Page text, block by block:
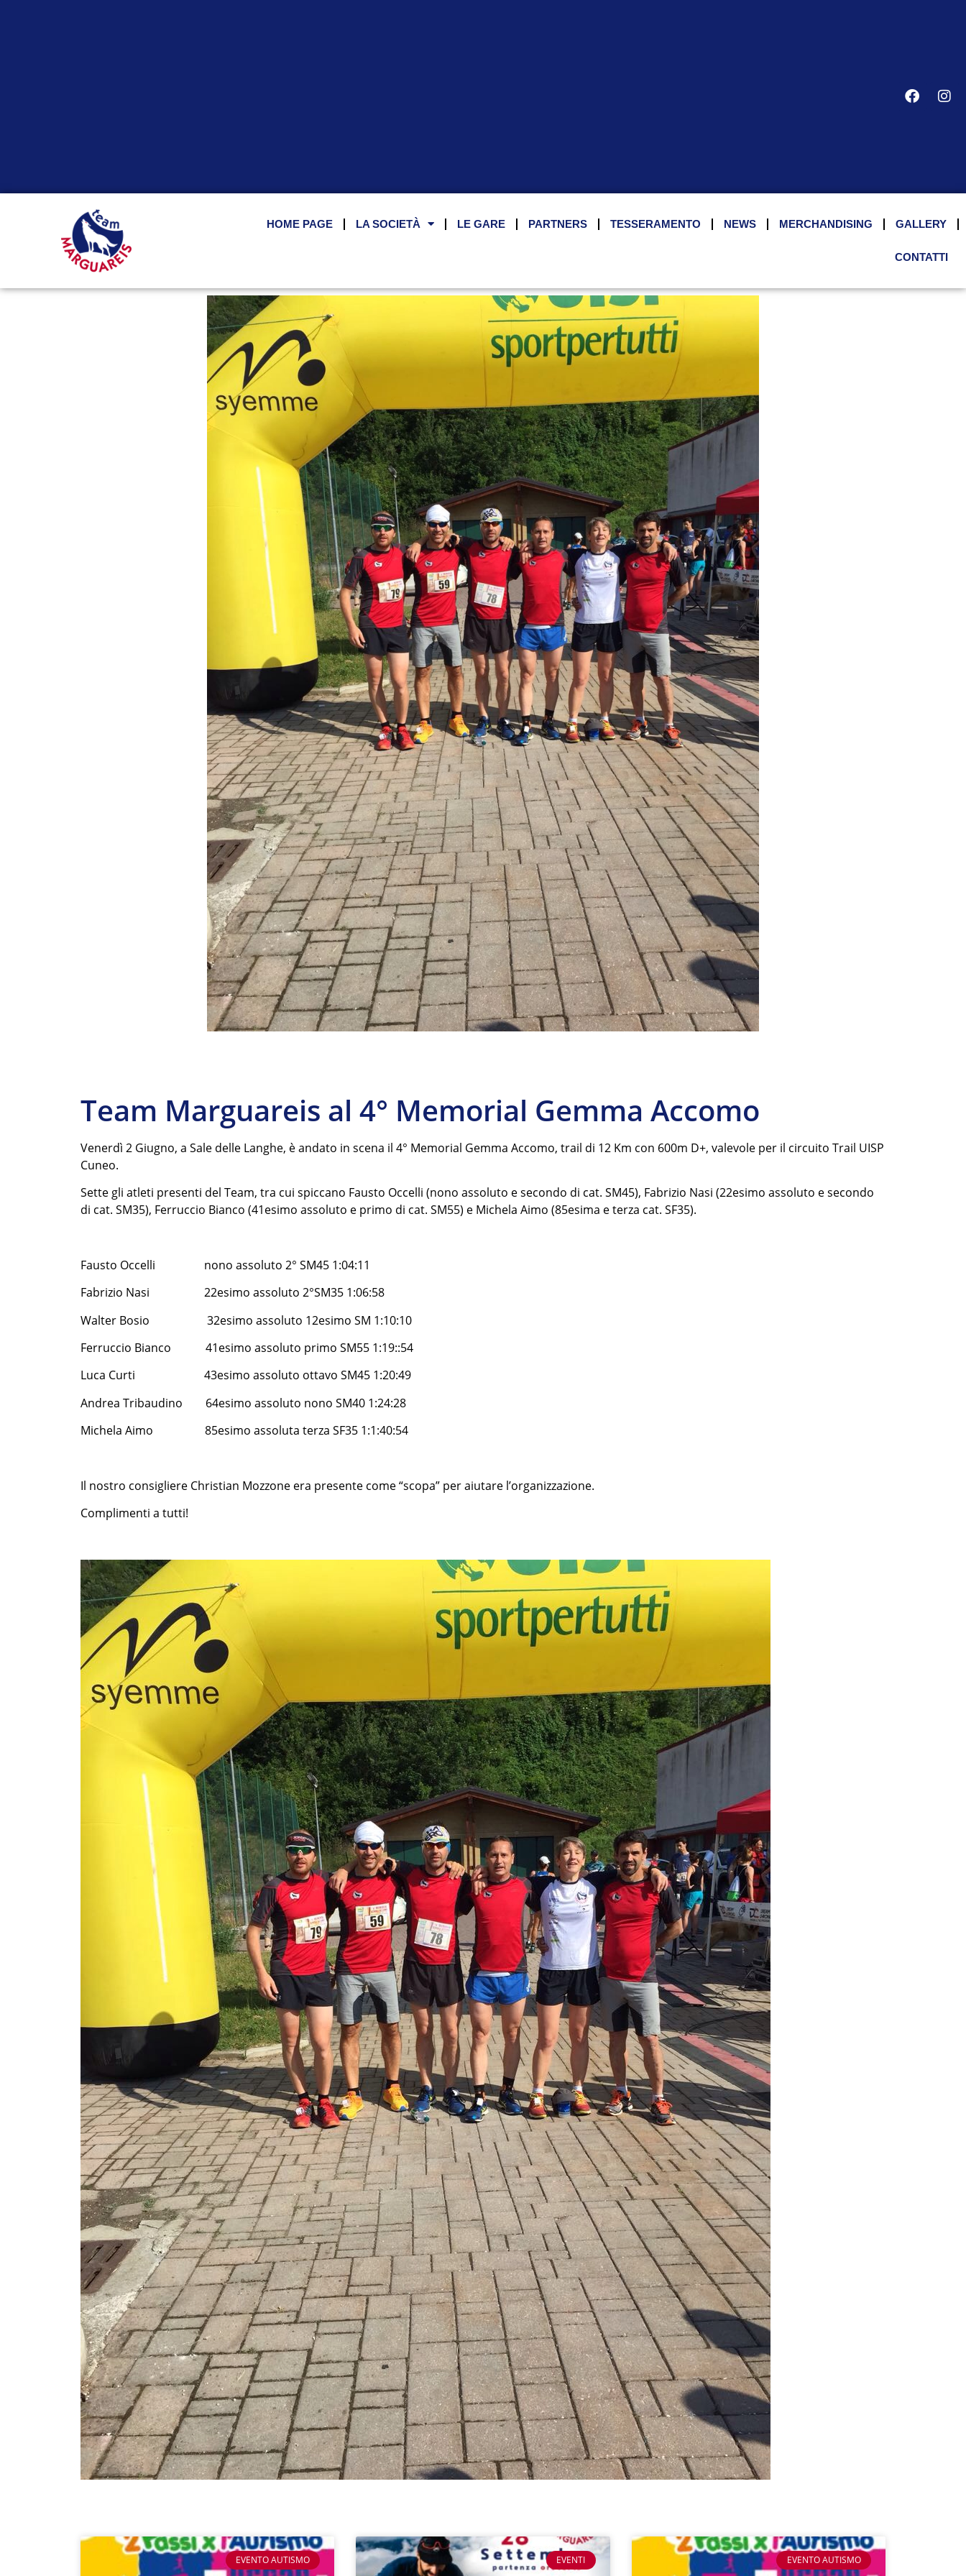
HOME PAGE LA SOCIETÀ LE GARE PARTNERS TESSERAMENTO NEWS MERCHANDISING GALLERY
CONTATTI
Team Marguareis al 4° Memorial Gemma Accomo
Venerdì 2 Giugno, a Sale delle Langhe, è andato in scena il 4° Memorial Gemma Accomo, trail di 12 Km con 600m D+, valevole per il circuito Trail UISP
Cuneo.
Sette gli atleti presenti del Team, tra cui spiccano Fausto Occelli (nono assoluto e secondo di cat. SM45), Fabrizio Nasi (22esimo assoluto e secondo
di cat. SM35), Ferruccio Bianco (41esimo assoluto e primo di cat. SM55) e Michela Aimo (85esima e terza cat. SF35).
Fausto Occelli nono assoluto 2° SM45 1:04:11
Fabrizio Nasi 22esimo assoluto 2°SM35 1:06:58
Walter Bosio 32esimo assoluto 12esimo SM 1:10:10
Ferruccio Bianco 41esimo assoluto primo SM55 1:19::54
Luca Curti 43esimo assoluto ottavo SM45 1:20:49
Andrea Tribaudino 64esimo assoluto nono SM40 1:24:28
Michela Aimo 85esimo assoluta terza SF35 1:1:40:54
Il nostro consigliere Christian Mozzone era presente come “scopa” per aiutare l’organizzazione.
Complimenti a tutti!
EVENTO AUTISMO EVENTI EVENTO AUTISMO